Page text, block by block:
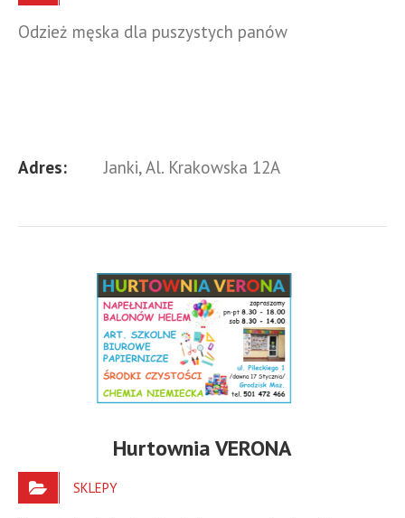
Odzież męska dla puszystych panów
Adres: Janki, Al. Krakowska 12A
Hurtownia VERONA
SKLEPY